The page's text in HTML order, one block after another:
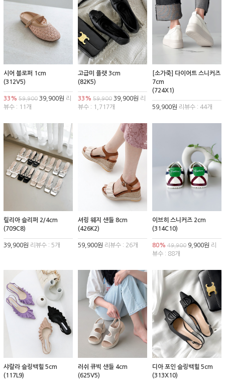
시어 블로퍼 1cm
(312V5)
33% 59,900 39,900원 리
뷰수 : 11개
고급미 플랫 3cm
(82K5)
33% 59,90039,900원 리
뷰수 : 1,717개
[소가죽] 다이어트 스니커즈
7cm
(724X1)
59,900원 리뷰수 : 44개
릴리아 슬리퍼 2/4cm
(709C8)
39,900원 리뷰수 : 5개
셔링 웨지 샌들 8cm
(426K2)
59,900원 리뷰수 : 26개
이브히 스니커즈 2cm
(314C10)
80% 49,9009,900원 리
뷰수 : 88개
샤랄라 슬링백힐 5cm
(117L9)
러쉬 큐빅 샌들 4cm
(625V5)
디아 포인 슬링백힐 5cm
(313X10)